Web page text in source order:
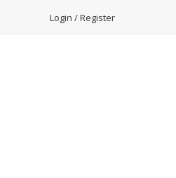
Login / Register